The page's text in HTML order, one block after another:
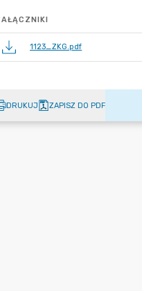
1123_ZKG.pdf
DRUKUJ ZAPISZ DO PDF